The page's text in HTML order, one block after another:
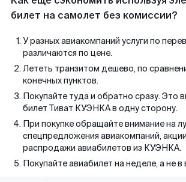
билет на самолет без комиссии?
У разных авиакомпаний услуги по
различаются по цене.
Лететь транзитом дешево, по
конечных пунктов.
Покупайте туда и обратно сразу. Это
билет Тиват КУЭНКА в одну сторону.
При покупке обращайте внимание на
спецпредложения авиакомпаний,
распродажи авиабилетов из КУЭНКА.
Покупайте авиабилет на неделе, а не